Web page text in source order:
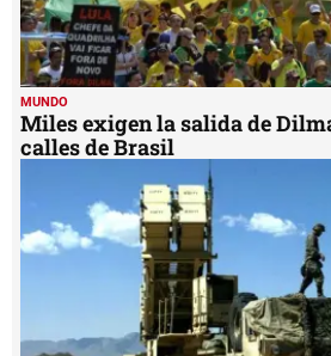
MUNDO
Miles exigen la salida de
calles de Brasil